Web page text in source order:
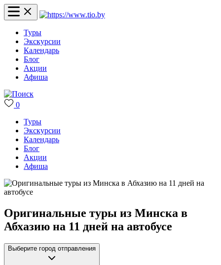
Туры
Экскурсии
Календарь
Блог
Акции
Афиша
0
Туры
Экскурсии
Календарь
Блог
Акции
Афиша
Оригинальные туры из Минска в
Абхазию на 11 дней на автобусе
Выберите город отправления